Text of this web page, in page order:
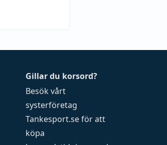
Gillar du korsord?
Besök vårt
systerföretag
Tankesport.seför att
köpa